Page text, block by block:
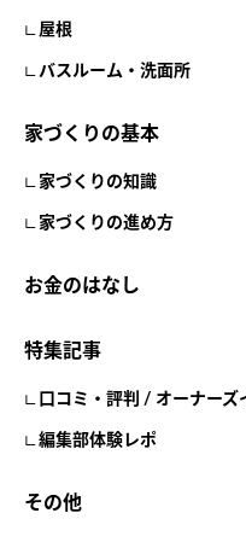
屋根
バスルーム・洗面所
家づくりの基本
家づくりの知識
家づくりの進め方
お金のはなし
特集記事
口コミ・評判 / オーナーズ
編集部体験レポ
その他